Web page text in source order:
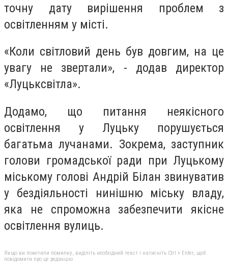
точну дату вирішення проблем з
освітленням у місті.
«Коли світловий день був довгим, на це
увагу не звертали», - додав директор
«Луцьксвітла».
Додамо, що питання неякісного
освітлення у Луцьку порушується
багатьма лучанами. Зокрема, заступник
голови громадської ради при Луцькому
міському голові Андрій Білан звинуватив
у бездіяльності нинішню міську владу,
яка не спроможна забезпечити якісне
освітлення вулиць.
Якщо ви помітили помилку, виділіть необхідний текст і натисніть Ctrl + Enter, щоб
повідомити про це редакцію